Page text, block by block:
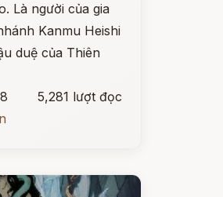
Là người của gia
Kanmu Heishi
duệ của Thiên
5,281 lượt đọc